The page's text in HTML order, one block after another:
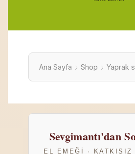
Ana Sayfa Shop Yaprak
Sevgimantı'dan
EL EMEĞI · KATKISIZ